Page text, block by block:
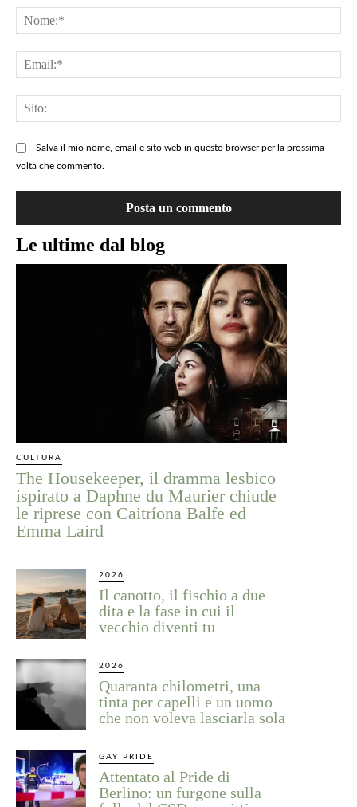
un
commento
=>
QUI
Salva il mio nome, email e sito web in questo browser per la prossima
volta che commento.
Le ultime dal blog
CULTURA
The Housekeeper, il dramma lesbico
ispirato a Daphne du Maurier chiude
le riprese con Caitríona Balfe ed
Emma Laird
2026
Il canotto, il fischio a due
dita e la fase in cui il
vecchio diventi tu
2026
Quaranta chilometri, una
tinta per capelli e un uomo
che non voleva lasciarla sola
GAY PRIDE
Attentato al Pride di
Berlino: un furgone sulla